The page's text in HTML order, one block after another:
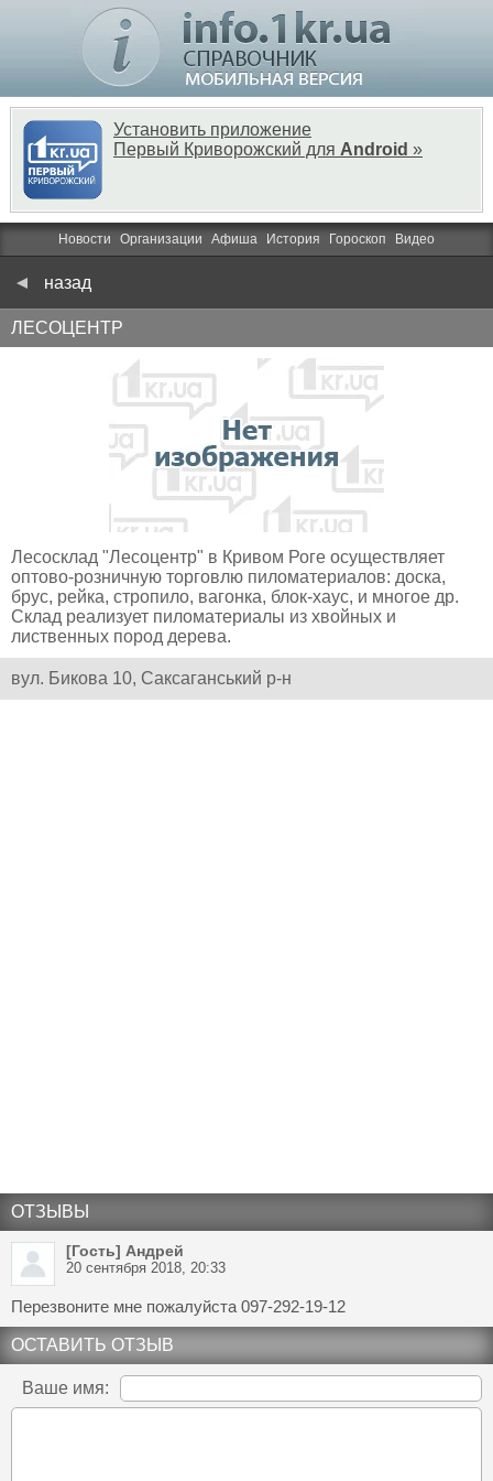
Установить приложение
Первый Криворожский для Android »
Новости Организации Афиша История Гороскоп Видео
назад
ЛЕСОЦЕНТР
Лесосклад "Лесоцентр" в Кривом Роге осуществляет
оптово-розничную торговлю пиломатериалов: доска,
брус, рейка, стропило, вагонка, блок-хаус, и многое др.
Склад реализует пиломатериалы из хвойных и
лиственных пород дерева.
вул. Бикова 10, Саксаганський р-н
ОТЗЫВЫ
[Гость] Андрей
20 сентября 2018, 20:33
Перезвоните мне пожалуйста 097-292-19-12
ОСТАВИТЬ ОТЗЫВ
Ваше имя: